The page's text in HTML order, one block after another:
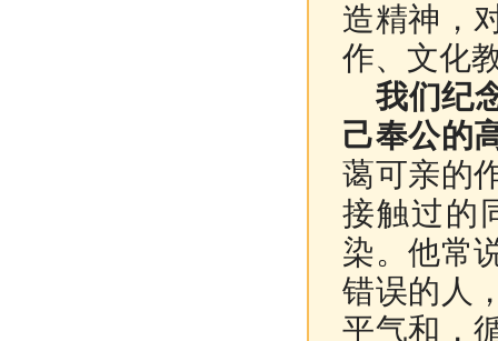
造精神，
作、文化
我们纪
己奉公的
蔼可亲的
接触过的
染。他常
错误的人
平气和，